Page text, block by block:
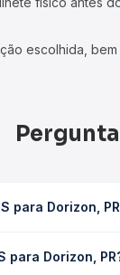
escolhida,
para Dorizon,
os horários
para Dorizon,